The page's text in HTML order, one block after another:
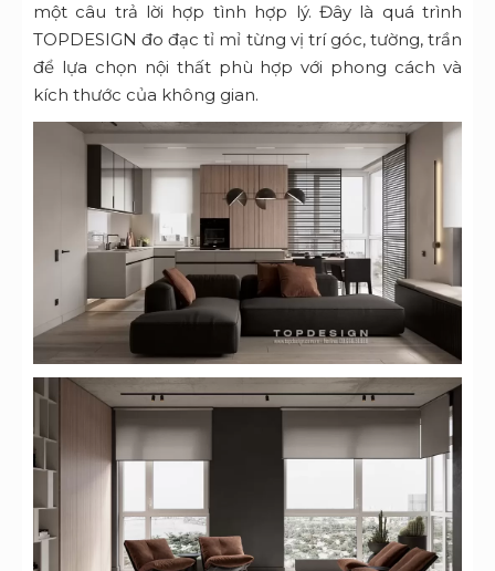
một câu trả lời hợp tình hợp lý. Đây là quá trình
TOPDESIGN đo đạc tỉ mỉ từng vị trí góc, tường, trần
để lựa chọn nội thất phù hợp với phong cách và
kích thước của không gian.